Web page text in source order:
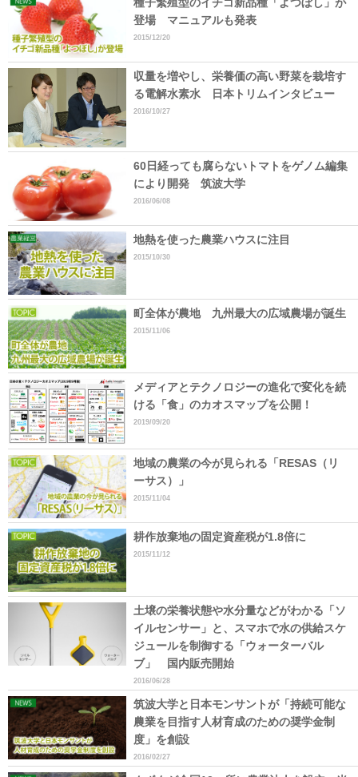
種子繁殖型のイチゴ新品種「よつぼし」が
登場 マニュアルも発表
2015/12/20
収量を増やし、栄養価の高い野菜を栽培す
る電解水素水 日本トリムインタビュー
2016/10/27
60日経っても腐らないトマトをゲノム編集
により開発 筑波大学
2016/06/08
地熱を使った農業ハウスに注目
2015/10/30
町全体が農地 九州最大の広域農場が誕生
2015/11/06
メディアとテクノロジーの進化で変化を続
ける「食」のカオスマップを公開！
2019/09/20
地域の農業の今が見られる「RESAS（リ
ーサス）」
2015/11/04
耕作放棄地の固定資産税が1.8倍に
2015/11/12
土壌の栄養状態や水分量などがわかる「ソ
イルセンサー」と、スマホで水の供給スケ
ジュールを制御する「ウォーターバル
ブ」 国内販売開始
2016/06/28
筑波大学と日本モンサントが「持続可能な
農業を目指す人材育成のための奨学金制
度」を創設
2016/02/27